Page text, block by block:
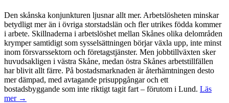
Den skånska konjunkturen ljusnar allt mer. Arbetslösheten minskar
betydligt mer än i övriga storstadslän och fler utrikes födda kommer
i arbete. Skillnaderna i arbetslöshet mellan Skånes olika delområden
krymper samtidigt som sysselsättningen börjar växla upp, inte minst
inom försvarssektorn och företagstjänster. Men jobbtillväxten sker
huvudsakligen i västra Skåne, medan östra Skånes arbetstillfällen
har blivit allt färre. På bostadsmarknaden är återhämtningen desto
mer dämpad, med avtagande prisuppgångar och ett
bostadsbyggande som inte riktigt tagit fart – förutom i Lund. Läs
mer →